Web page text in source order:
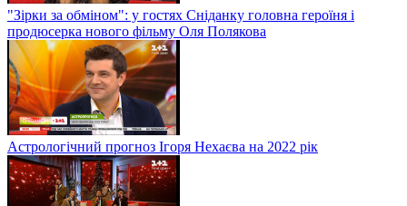
"Зірки за обміном": у гостях Сніданку головна героїня і
продюсерка нового фільму Оля Полякова
Астрологічний прогноз Ігоря Нехаєва на 2022 рік